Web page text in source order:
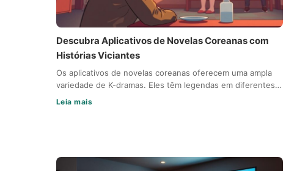
Descubra Aplicativos de Novelas Coreanas com
Histórias Viciantes
Os aplicativos de novelas coreanas oferecem uma ampla
variedade de K-dramas. Eles têm legendas em diferentes…
Leia mais